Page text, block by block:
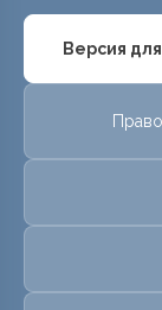
Версия